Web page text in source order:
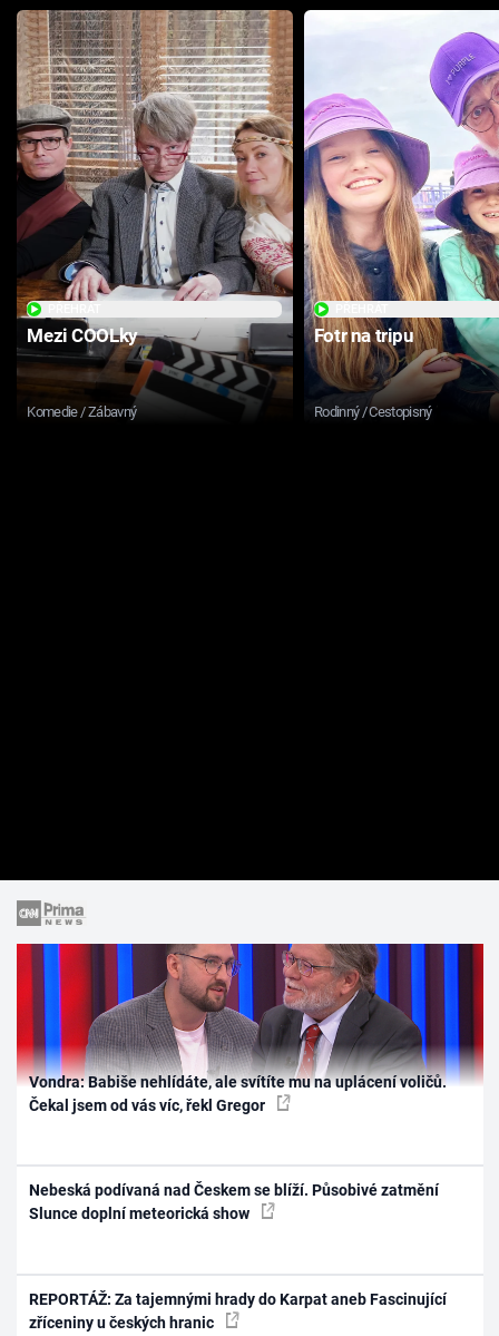
Mezi COOLky
Komedie / Zábavný
Fotr na tripu
Rodinný / Cestopisný
Vondra: Babiše nehlídáte, ale svítíte mu na uplácení voličů.
Čekal jsem od vás víc, řekl Gregor
Nebeská podívaná nad Českem se blíží. Působivé zatmění
Slunce doplní meteorická show
REPORTÁŽ: Za tajemnými hrady do Karpat aneb Fascinující
zříceniny u českých hranic